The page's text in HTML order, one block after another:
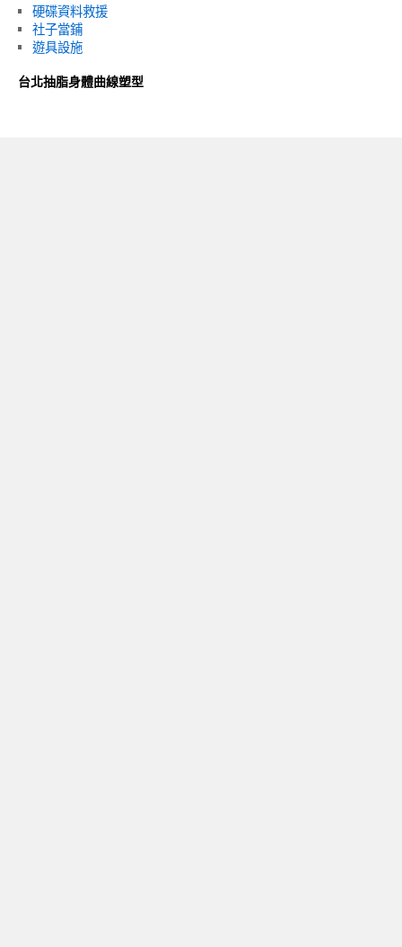
硬碟資料救援
社子當鋪
遊具設施
台北抽脂身體曲線塑型